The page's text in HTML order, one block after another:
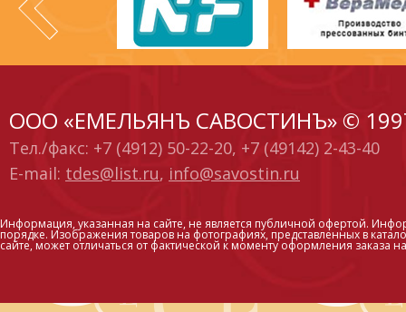
ООО «ЕМЕЛЬЯНЪ САВОСТИНЪ» ©
Тел./факс: +7 (4912) 50-22-20, +7 (49142) 2-43-40
E-mail: tdes@list.ru, info@savostin.ru
Информация, указанная на сайте, не является публичной офертой.
порядке. Изображения товаров на фотографиях, представленных в
сайте, может отличаться от фактической к моменту оформления заказа